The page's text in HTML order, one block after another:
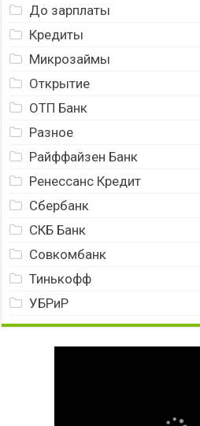
До зарплаты
Кредиты
Микрозаймы
Открытие
ОТП Банк
Разное
Райффайзен Банк
Ренессанс Кредит
Сбербанк
СКБ Банк
Совкомбанк
Тинькофф
УБРиР